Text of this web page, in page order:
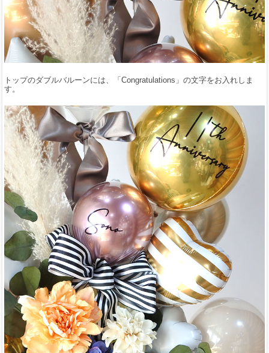
トップのダブルバルーンには、「Congratulations」の文字をお入れしま
す。